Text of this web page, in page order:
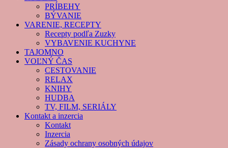
PRÍBEHY
BÝVANIE
VARENIE, RECEPTY
Recepty podľa Zuzky
VYBAVENIE KUCHYNE
TAJOMNO
VOĽNÝ ČAS
CESTOVANIE
RELAX
KNIHY
HUDBA
TV, FILM, SERIÁLY
Kontakt a inzercia
Kontakt
Inzercia
Zásady ochrany osobných údajov